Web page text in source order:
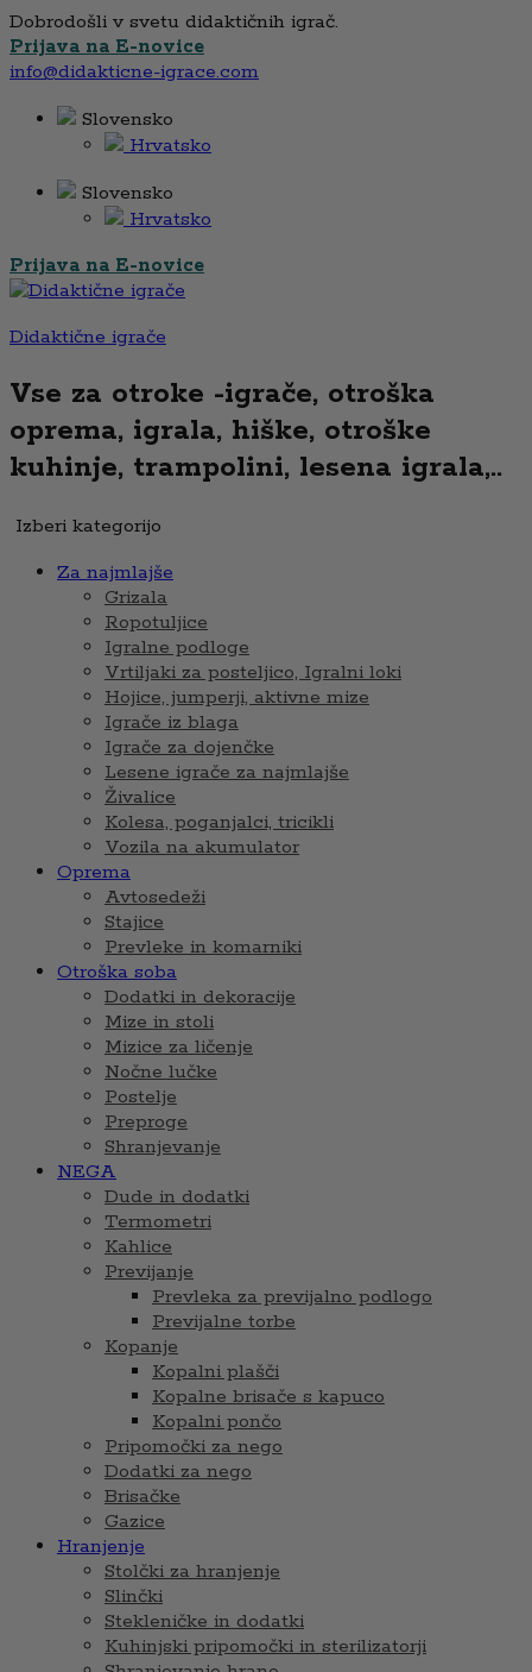
Dobrodošli v svetu didaktičnih igrač.
Prijava na E-novice
info@didakticne-igrace.com
Slovensko
Hrvatsko
Slovensko
Hrvatsko
Prijava na E-novice
Didaktične igrače
Vse za otroke -igrače, otroška
oprema, igrala, hiške, otroške
kuhinje, trampolini, lesena igrala,..
Izberi kategorijo
Za najmlajše
Grizala
Ropotuljice
Igralne podloge
Vrtiljaki za posteljico, Igralni loki
Hojice, jumperji, aktivne mize
Igrače iz blaga
Igrače za dojenčke
Lesene igrače za najmlajše
Živalice
Kolesa, poganjalci, tricikli
Vozila na akumulator
Oprema
Avtosedeži
Stajice
Prevleke in komarniki
Otroška soba
Dodatki in dekoracije
Mize in stoli
Mizice za ličenje
Nočne lučke
Postelje
Preproge
Shranjevanje
NEGA
Dude in dodatki
Termometri
Kahlice
Previjanje
Prevleka za previjalno podlogo
Previjalne torbe
Kopanje
Kopalni plašči
Kopalne brisače s kapuco
Kopalni pončo
Pripomočki za nego
Dodatki za nego
Brisačke
Gazice
Hranjenje
Stolčki za hranjenje
Slinčki
Stekleničke in dodatki
Kuhinjski pripomočki in sterilizatorji